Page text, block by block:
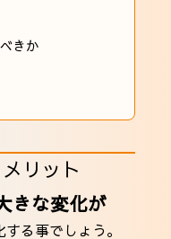
きか
リット
きな変化が
る事でしょう。